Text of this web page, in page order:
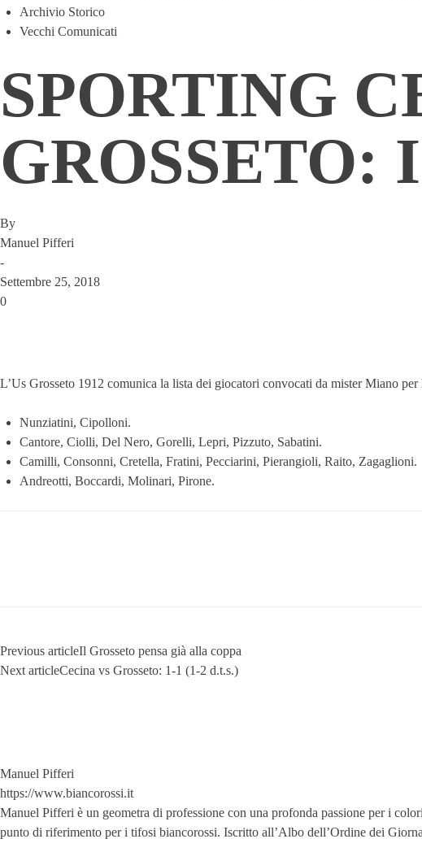
Archivio Storico
Vecchi Comunicati
SPORTING
GROSSETO:
By
Manuel Pifferi
-
Settembre 25, 2018
0
L’Us Grosseto 1912 comunica la lista dei giocatori convocati da mister Miano
Nunziatini, Cipolloni.
Cantore, Ciolli, Del Nero, Gorelli, Lepri, Pizzuto, Sabatini.
Camilli, Consonni, Cretella, Fratini, Pecciarini, Pierangioli, Raito, Zagaglioni.
Andreotti, Boccardi, Molinari, Pirone.
Previous articleIl Grosseto pensa già alla coppa
Next articleCecina vs Grosseto: 1-1 (1-2 d.t.s.)
Manuel Pifferi
https://www.biancorossi.it
Manuel Pifferi è un geometra di professione con una profonda passione per i
punto di riferimento per i tifosi biancorossi. Iscritto all’Albo dell’Ordine dei